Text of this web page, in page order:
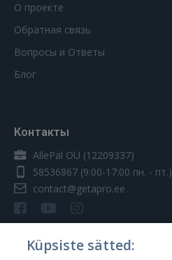
О проекте
Обратная связь
Вопросы и Ответы
Блог
Контакты
AllePal OÜ (12209337)
58536867 (9:00-17:00 пн. - пт.)
contact@getapro.ee
Küpsiste sätted: